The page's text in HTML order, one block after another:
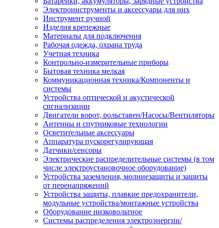
Электроинструменты и аксессуары для них
Инструмент ручной
Изделия крепежные
Материалы для подключения
Рабочая одежда, охрана труда
Учетная техника
Контрольно-измерительные приборы
Бытовая техника мелкая
Коммуникационная техника/Компоненты и
системы
Устройства оптической и акустической
сигнализации
Двигатели ворот, рольставен/Насосы/Вентиляторы
Антенны и спутниковые технологии
Осветительные аксессуары
Аппаратура пускорегулирующая
Датчики/сенсоры
Электрические распределительные системы (в том
числе электроустановочное оборудование)
Устройства заземления, молниезащиты и защиты
от перенапряжений
Устройства защиты, плавкие предохранители,
модульные устройства/монтажные устройства
Оборудование низковольтное
Системы распределения электроэнергии/